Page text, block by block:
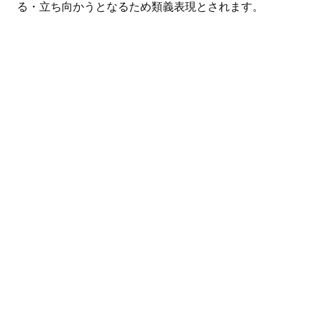
る・立ち向かうとなるため類義表現とされます。